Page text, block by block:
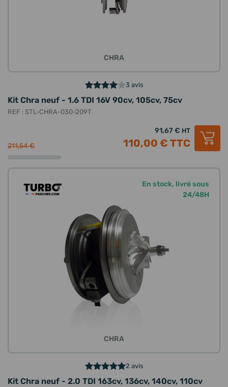
CHRA
3 avis
Kit Chra neuf - 1.6 TDI 16V 90cv, 105cv, 75cv
REF : STL-CHRA-030-209T
211,54 €
91,67 € HT
110,00 € TTC
En stock, livré sous
24/48H
CHRA
2 avis
Kit Chra neuf - 2.0 TDI 163cv, 136cv, 140cv, 110cv